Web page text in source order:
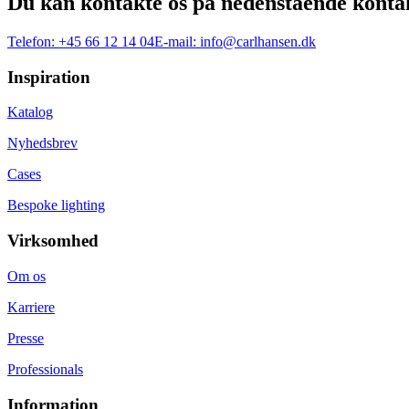
Telefon: +45 66 12 14 04E-mail: info@carlhansen.dk
Inspiration
Katalog
Nyhedsbrev
Cases
Bespoke lighting
Virksomhed
Om os
Karriere
Presse
Professionals
Information